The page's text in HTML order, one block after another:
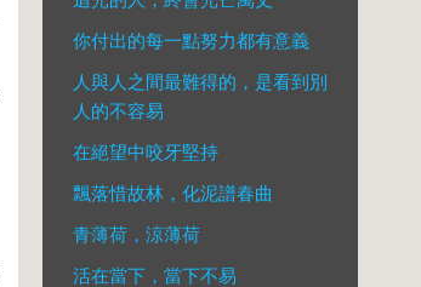
你付出的每一點努力都有意義
人與人之間最難得的，是看到別
人的不容易
在絕望中咬牙堅持
飄落惜故林，化泥譜春曲
青薄荷，涼薄荷
活在當下，當下不易